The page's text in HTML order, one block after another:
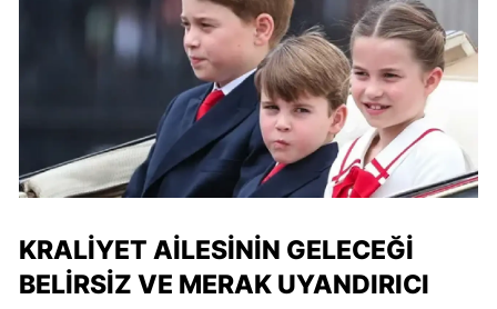
KRALIYET AILESININ GELECEĞI
BELIRSIZ VE MERAK UYANDIRICI